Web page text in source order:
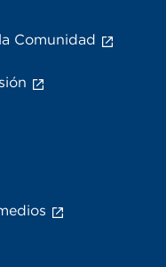
Comunidad